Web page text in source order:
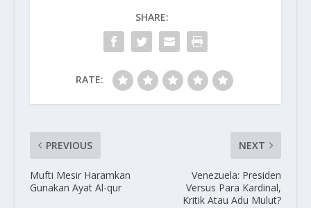
SHARE:
RATE:
PREVIOUS
Mufti Mesir Haramkan
Gunakan Ayat Al-qur
NEXT
Venezuela: Presiden
Versus Para Kardinal,
Kritik Atau Adu Mulut?